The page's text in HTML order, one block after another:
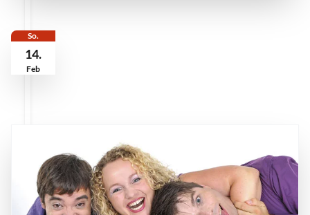
So.
14.
Feb